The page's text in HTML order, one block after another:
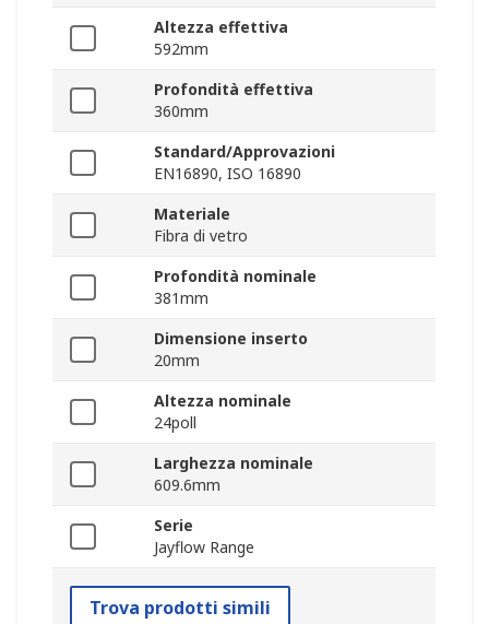
Altezza effettiva
592mm
Profondità effettiva
360mm
Standard/Approvazioni
EN16890, ISO 16890
Materiale
Fibra di vetro
Profondità nominale
381mm
Dimensione inserto
20mm
Altezza nominale
24poll
Larghezza nominale
609.6mm
Serie
Jayflow Range
Trova prodotti simili